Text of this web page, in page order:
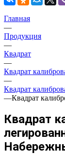
Главная
—
Продукция
—
Квадрат
—
Квадрат
—
Квадрат
—Квадрат
Квадрат